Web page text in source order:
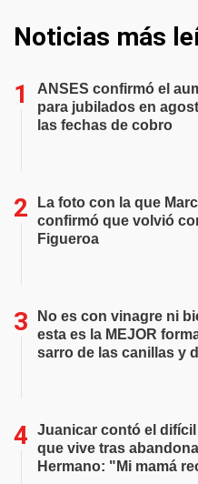
Noticias más
ANSES confirmó el
para jubilados en
las fechas de cobro
La foto con la que
confirmó que volvió
Figueroa
No es con vinagre ni
esta es la MEJOR
sarro de las canillas y
Juanicar contó el
que vive tras
Hermano: "Mi mamá